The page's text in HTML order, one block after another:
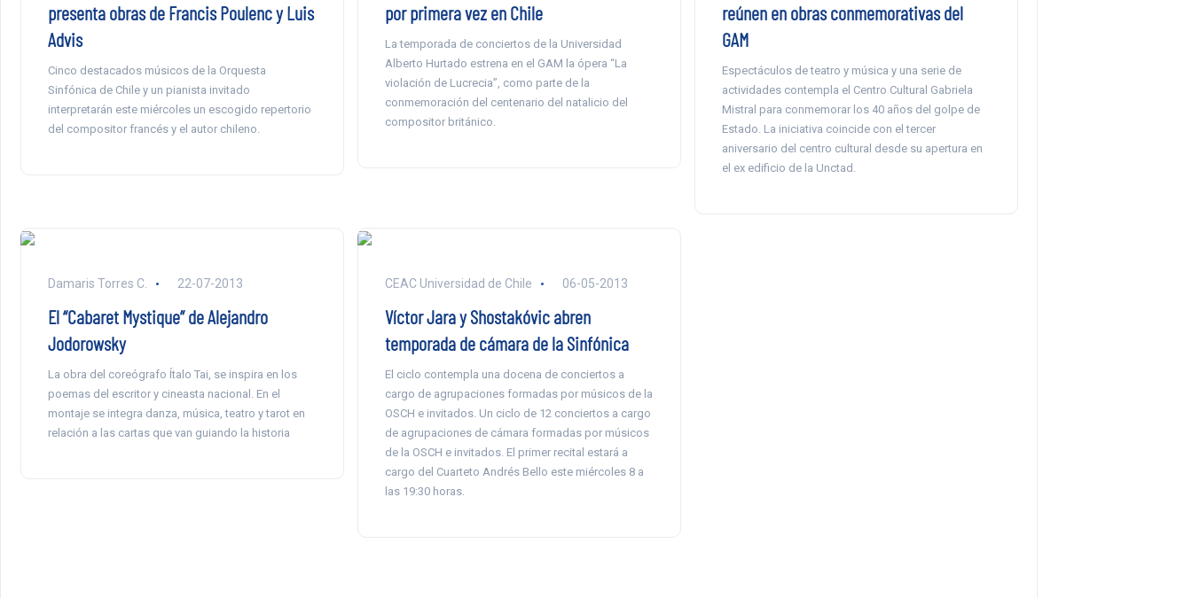
presenta obras de Francis Poulenc y Luis
Advis
Cinco destacados músicos de la Orquesta
Sinfónica de Chile y un pianista invitado
interpretarán este miércoles un escogido repertorio
del compositor francés y el autor chileno.
por primera vez en Chile
La temporada de conciertos de la Universidad
Alberto Hurtado estrena en el GAM la ópera “La
violación de Lucrecia”, como parte de la
conmemoración del centenario del natalicio del
compositor británico.
reúnen en obras conmemorativas del
GAM
Espectáculos de teatro y música y una serie de
actividades contempla el Centro Cultural Gabriela
Mistral para conmemorar los 40 años del golpe de
Estado. La iniciativa coincide con el tercer
aniversario del centro cultural desde su apertura en
el ex edificio de la Unctad.
Damaris Torres C. 22-07-2013
El “Cabaret Mystique” de Alejandro
Jodorowsky
La obra del coreógrafo Ítalo Tai, se inspira en los
poemas del escritor y cineasta nacional. En el
montaje se integra danza, música, teatro y tarot en
relación a las cartas que van guiando la historia
CEAC Universidad de Chile 06-05-2013
Víctor Jara y Shostakóvic abren
temporada de cámara de la Sinfónica
El ciclo contempla una docena de conciertos a
cargo de agrupaciones formadas por músicos de la
OSCH e invitados. Un ciclo de 12 conciertos a cargo
de agrupaciones de cámara formadas por músicos
de la OSCH e invitados. El primer recital estará a
cargo del Cuarteto Andrés Bello este miércoles 8 a
las 19:30 horas.